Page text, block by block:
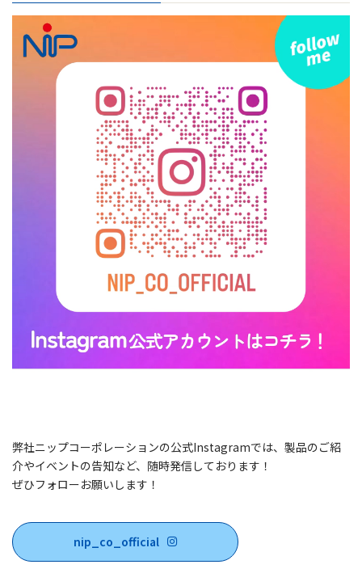
弊社ニップコーポレーションの公式Instagramでは、製品のご紹
介やイベントの告知など、随時発信しております！
ぜひフォローお願いします！
nip_co_official